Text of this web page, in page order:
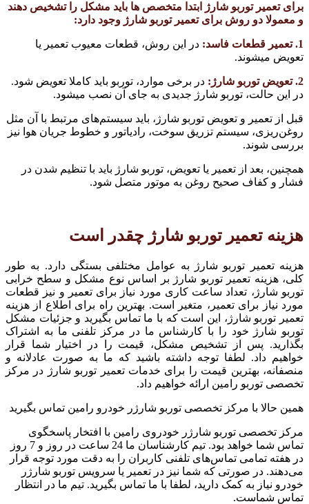
برای تعمیر توربو شارژ ابتدا متخصص ها باید مشکل را تشخیص دهند
و معمولا دو روش برای تعمیر توربو شارژ وجود دارد:
1. تعمیر قطعات فاسد:
در این روش، قطعات معیوب تعمیر یا
تعویض میشوند.
2. تعویض توربو شارژ:
در برخی موارد، توربو باید کاملا تعویض شود.
در این حالت، توربو شارژ جدیدی به جای آن نصب میشود.
قبل از تعمیر و تعویض توربو شارژ، باید سیستم‌های مرتبط با آن مثل
روغن‌ریزی، سیستم تزریق سوخت، رادیاتور و خطوط جریان هوا نیز
بررسی شوند.
همچنین، بعد از تعمیر یا تعویض، توربو شارژ باید با تنظیم شدن در
فشار و کفاف صحیح روغن به موتور متصل شود.
هزینه تعمیر توربو شارژ چقدر است
هزینه تعمیر توربو شارژ به عوامل مختلفی بستگی دارد. به طور
کلی، هزینه تعمیر توربو شارژ بر اساس نوع مشکل و سطح خرابی
توربو شارژ، تعداد ساعت کاری مورد نیاز برای تعمیر و نیز قطعات
مورد نیاز برای تعمیر، متغیر است. بهترین راه برای اطلاع از هزینه
تعمیر توربو شارژ، این است که با ما تماس بگیرید و جزئیات مشکل
توربو شارژ خود را با کارشناس ما در مرکز تلفنی ما به اشتراک
بگذارید. پس از تشخیص مشکل، قیمت را در اختیار شما قرار
خواهیم داد. لطفا توجه داشته باشید که ما به صورت عادلانه و
منصفانه، بهترین قیمت را برای خدمات تعمیر توربو شارژ در مرکز
تخصصی توربو رامین ارائه خواهیم داد.
همین حالا با مرکز تخصصی توربو شارژر خودرو رامین تماس بگیرید
مرکز تخصصی توربو شارژر خودروی رامین با افتخار پاسخگوی
تماس شما خواهد بود. تیم کارشناسان ما 24 ساعت در روز و 7 روز
در هفته تمامی تماس‌های تلفنی کاربران را به دقت مورد توجه قرار
می‌دهند. در صورتی که شما نیز در تعمیر یا سرویس توربو شارژر
خودرو نیاز به کمک دارید، لطفا با ما تماس بگیرید. تیم ما در انتظار
تماس شماست.